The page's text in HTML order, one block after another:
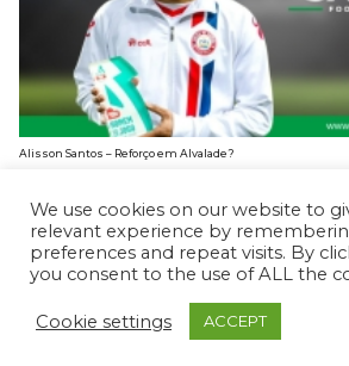
Alisson Santos – Reforço em Alvalade?
© ProScout 2020
We use cookies on our website to
relevant experience by
preferences and repeat visits. By
you consent to the use of ALL the
Cookie settings ACCEPT